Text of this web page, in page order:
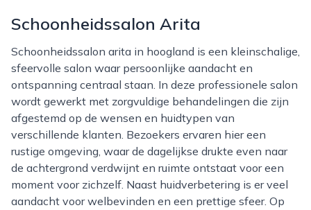
Schoonheidssalon Arita
Schoonheidssalon arita in hoogland is een kleinschalige,
sfeervolle salon waar persoonlijke aandacht en
ontspanning centraal staan. In deze professionele salon
wordt gewerkt met zorgvuldige behandelingen die zijn
afgestemd op de wensen en huidtypen van
verschillende klanten. Bezoekers ervaren hier een
rustige omgeving, waar de dagelijkse drukte even naar
de achtergrond verdwijnt en ruimte ontstaat voor een
moment voor zichzelf. Naast huidverbetering is er veel
aandacht voor welbevinden en een prettige sfeer. Op